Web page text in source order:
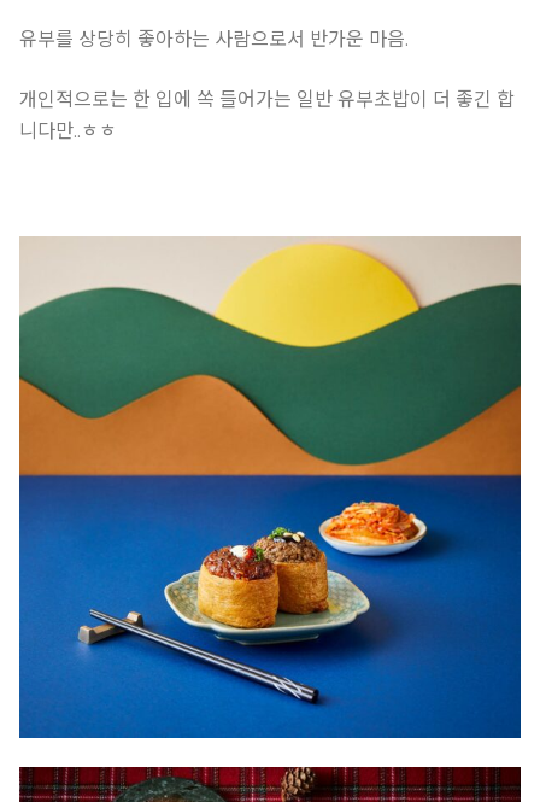
유부를 상당히 좋아하는 사람으로서 반가운 마음.
개인적으로는 한 입에 쏙 들어가는 일반 유부초밥이 더 좋긴 합
니다만..ㅎㅎ